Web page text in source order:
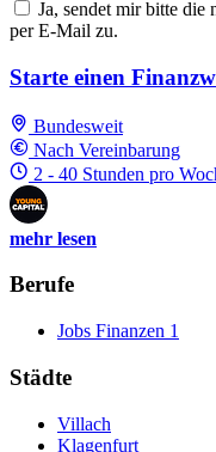
Ja, sendet mir bitte die
per E-Mail zu.
Starte einen
Bundesweit
Nach Vereinbarung
2 - 40 Stunden pro
mehr lesen
Berufe
Jobs Finanzen 1
Städte
Villach
Klagenfurt